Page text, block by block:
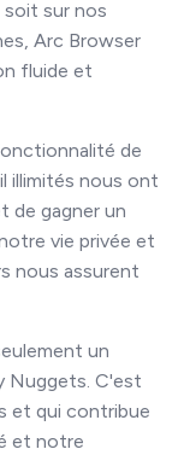
soit sur nos
Arc Browser
fluide et
de
illimités nous ont
de gagner un
vie privée et
nous assurent
un
Nuggets. C'est
et qui contribue
et notre